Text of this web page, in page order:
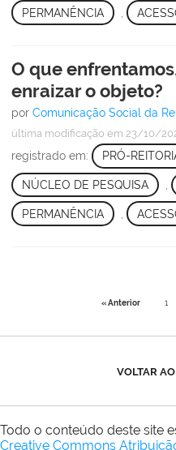
PERMANÊNCIA
O que
enraizar o objeto?
por Comunicação Social da
última modificação em 23/10/
registrado em: PRÓ-
NÚCLEO DE PESQUISA
PERMANÊNCIA
« Anterior 1
VOLTAR
Todo o conteúdo deste site
Creative Commons